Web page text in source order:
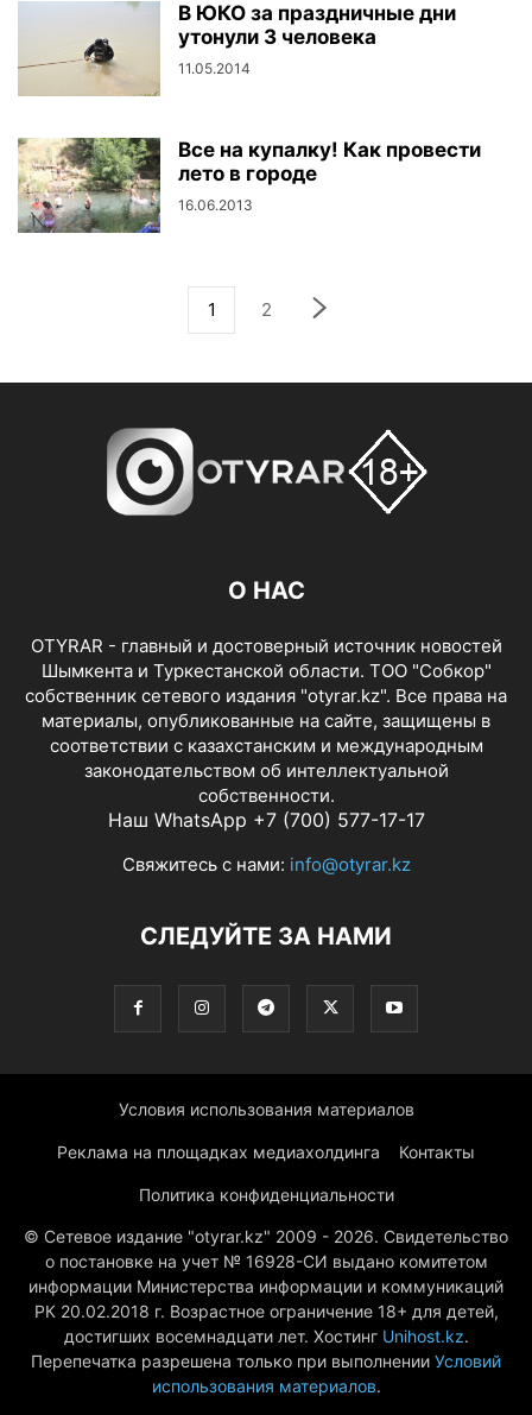
В ЮКО за праздничные дни
утонули 3 человека
11.05.2014
Все на купалку! Как провести
лето в городе
16.06.2013
1 2
О НАС
OTYRAR - главный и достоверный источник новостей
Шымкента и Туркестанской области. ТОО "Собкор"
собственник сетевого издания "otyrar.kz". Все права на
материалы, опубликованные на сайте, защищены в
соответствии с казахстанским и международным
законодательством об интеллектуальной
собственности.
Наш WhatsApp +7 (700) 577-17-17
Свяжитесь с нами: info@otyrar.kz
СЛЕДУЙТЕ ЗА НАМИ
Условия использования материалов
Реклама на площадках медиахолдинга Контакты
Политика конфиденциальности
© Сетевое издание "otyrar.kz" 2009 - 2026. Свидетельство
о постановке на учет № 16928-СИ выдано комитетом
информации Министерства информации и коммуникаций
РК 20.02.2018 г. Возрастное ограничение 18+ для детей,
достигших восемнадцати лет. Хостинг Unihost.kz.
Перепечатка разрешена только при выполнении Условий
использования материалов.